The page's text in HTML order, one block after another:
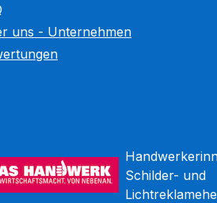
uns - Unternehmen
Schilder- und